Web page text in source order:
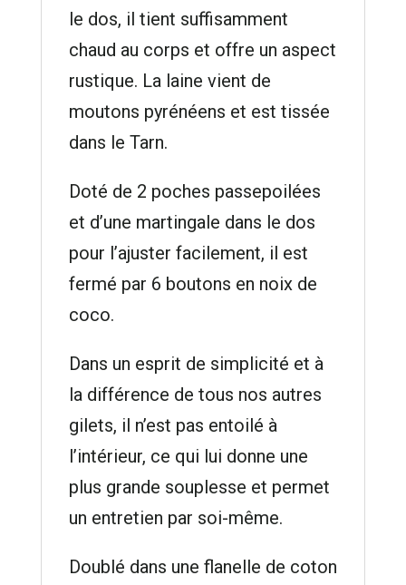
le dos, il tient suffisamment
chaud au corps et offre un aspect
rustique. La laine vient de
moutons pyrénéens et est tissée
dans le Tarn.
Doté de 2 poches passepoilées
et d’une martingale dans le dos
pour l’ajuster facilement, il est
fermé par 6 boutons en noix de
coco.
Dans un esprit de simplicité et à
la différence de tous nos autres
gilets, il n’est pas entoilé à
l’intérieur, ce qui lui donne une
plus grande souplesse et permet
un entretien par soi-même.
Doublé dans une flanelle de coton